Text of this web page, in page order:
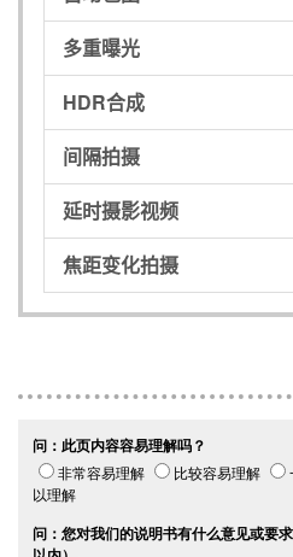
多重曝光
HDR合成
间隔拍摄
延时摄影视频
焦距变化拍摄